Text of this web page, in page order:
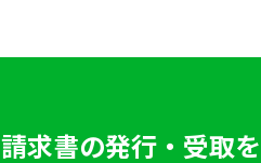
請求書の発行・受取を